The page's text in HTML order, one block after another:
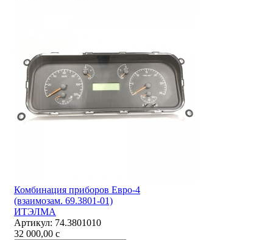
Комбинация приборов Евро-4
(взаимозам. 69.3801-01)
ИТЭЛМА
Артикул: 74.3801010
32 000,00 c